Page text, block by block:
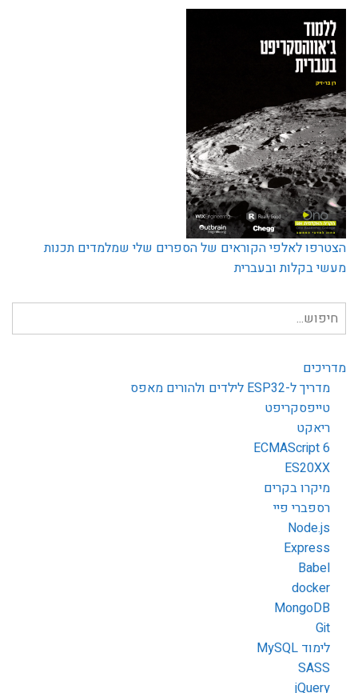
הצטרפו לאלפי הקוראים של הספרים שלי שמלמדים תכנות
מעשי בקלות ובעברית
חיפוש
עבור:
מדריכים
מדריך ל-ESP32 לילדים ולהורים מאפס
טייפסקריפט
ריאקט
ECMAScript 6
ES20XX
מיקרו בקרים
רספברי פיי
Node.js
Express
Babel
docker
MongoDB
Git
לימוד MySQL
SASS
jQuery